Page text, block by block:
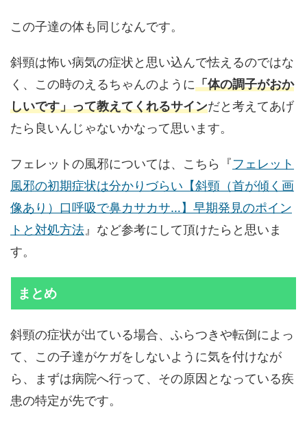
この子達の体も同じなんです。
斜頸は怖い病気の症状と思い込んで怯えるのではな
く、この時のえるちゃんのように「体の調子がおか
しいです」って教えてくれるサインだと考えてあげ
たら良いんじゃないかなって思います。
フェレットの風邪については、こちら『フェレット
風邪の初期症状は分かりづらい【斜頸（首が傾く画
像あり）口呼吸で鼻カサカサ…】早期発見のポイン
トと対処方法 』など参考にして頂けたらと思いま
す。
まとめ
斜頸の症状が出ている場合、ふらつきや転倒によっ
て、この子達がケガをしないように気を付けなが
ら、まずは病院へ行って、その原因となっている疾
患の特定が先です。